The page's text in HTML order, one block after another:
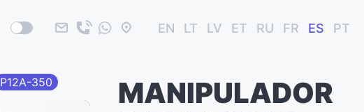
EN LT LV ET RU FR ES PT
P12A-350
MANIPULADOR